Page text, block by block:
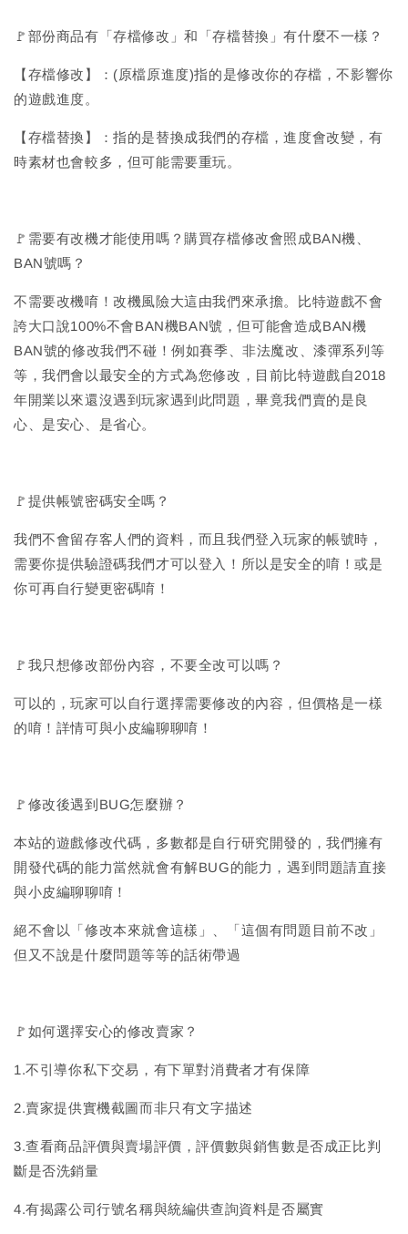
🚩部份商品有「存檔修改」和「存檔替換」有什麼不一樣？
【存檔修改】：(原檔原進度)指的是修改你的存檔，不影響你
的遊戲進度。
【存檔替換】：指的是替換成我們的存檔，進度會改變，有
時素材也會較多，但可能需要重玩。
🚩需要有改機才能使用嗎？購買存檔修改會照成BAN機、
BAN號嗎？
不需要改機唷！改機風險大這由我們來承擔。比特遊戲不會
誇大口說100%不會BAN機BAN號，但可能會造成BAN機
BAN號的修改我們不碰！例如賽季、非法魔改、漆彈系列等
等，我們會以最安全的方式為您修改，目前比特遊戲自2018
年開業以來還沒遇到玩家遇到此問題，畢竟我們賣的是良
心、是安心、是省心。
🚩提供帳號密碼安全嗎？
我們不會留存客人們的資料，而且我們登入玩家的帳號時，
需要你提供驗證碼我們才可以登入！所以是安全的唷！或是
你可再自行變更密碼唷！
🚩我只想修改部份內容，不要全改可以嗎？
可以的，玩家可以自行選擇需要修改的內容，但價格是一樣
的唷！詳情可與小皮編聊聊唷！
🚩修改後遇到BUG怎麼辦？
本站的遊戲修改代碼，多數都是自行研究開發的，我們擁有
開發代碼的能力當然就會有解BUG的能力，遇到問題請直接
與小皮編聊聊唷！
絕不會以「修改本來就會這樣」、「這個有問題目前不改」
但又不說是什麼問題等等的話術帶過
🚩如何選擇安心的修改賣家？
1.不引導你私下交易，有下單對消費者才有保障
2.賣家提供實機截圖而非只有文字描述
3.查看商品評價與賣場評價，評價數與銷售數是否成正比判
斷是否洗銷量
4.有揭露公司行號名稱與統編供查詢資料是否屬實